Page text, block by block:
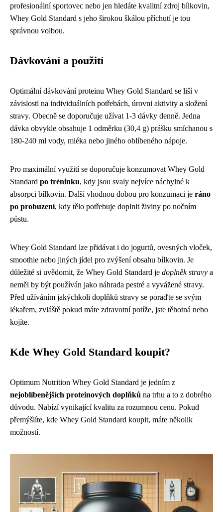
profesionální sportovec nebo jen hledáte kvalitní zdroj bílkovin,
Whey Gold Standard s jeho širokou škálou příchutí je tou
správnou volbou.
Dávkování a použití
Optimální dávkování proteinu Whey Gold Standard se liší v
závislosti na individuálních potřebách, úrovni aktivity a složení
stravy. Obecně se doporučuje užívat 1-3 dávky denně. Jedna
dávka obvykle obsahuje 1 odměrku (30,4 g) prášku smíchanou s
180-240 ml vody, mléka nebo jiného oblíbeného nápoje.
Pro maximální využití se doporučuje konzumovat Whey Gold
Standard po tréninku, kdy jsou svaly nejvíce náchylné k
absorpci bílkovin. Další vhodnou dobou pro konzumaci je ráno
po probuzení, kdy tělo potřebuje doplnit živiny po nočním
půstu.
Whey Gold Standard lze přidávat i do jogurtů, ovesných vloček,
smoothie nebo jiných jídel pro zvýšení obsahu bílkovin. Je
důležité si uvědomit, že Whey Gold Standard je doplněk stravy a
neměl by být používán jako náhrada pestré a vyvážené stravy.
Před užíváním jakýchkoli doplňků stravy se poraďte se svým
lékařem, zvláště pokud máte zdravotní potíže, jste těhotná nebo
kojíte.
Kde Whey Gold Standard koupit?
Optimum Nutrition Whey Gold Standard je jedním z
nejoblíbenějších proteinových doplňků na trhu a to z dobrého
důvodu. Nabízí vynikající kvalitu za rozumnou cenu. Pokud
přemýšlíte, kde Whey Gold Standard koupit, máte několik
možností.